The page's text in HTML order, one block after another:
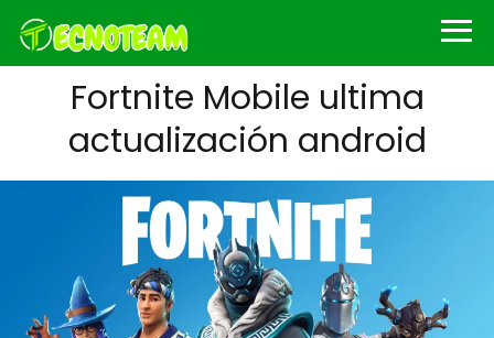
Fortnite Mobile ultima
actualización android